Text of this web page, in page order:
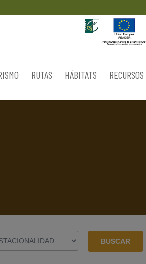
RUTAS HÁBITATS RECURSOS